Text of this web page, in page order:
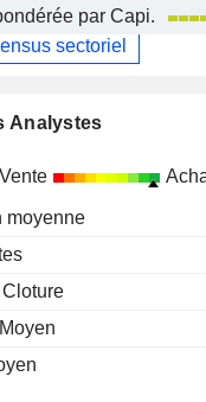
par Capi.
sectoriel
Analystes
Vente
moyenne